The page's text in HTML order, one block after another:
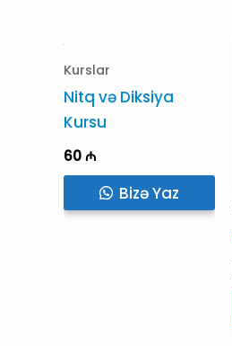
Kurslar
Nitq və Diksiya
Kursu
60₼
Bizə Yaz